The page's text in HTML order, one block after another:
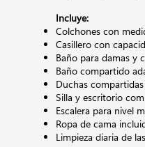
Incluye:
Colchones con
Casillero con
Baño para damas y
Baño compartido
Duchas compartidas
Silla y escritorio
Escalera para nivel
Ropa de cama
Limpieza diaria de